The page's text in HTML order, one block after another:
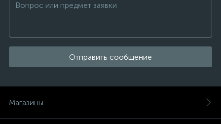
Отправить сообщение
Магазины